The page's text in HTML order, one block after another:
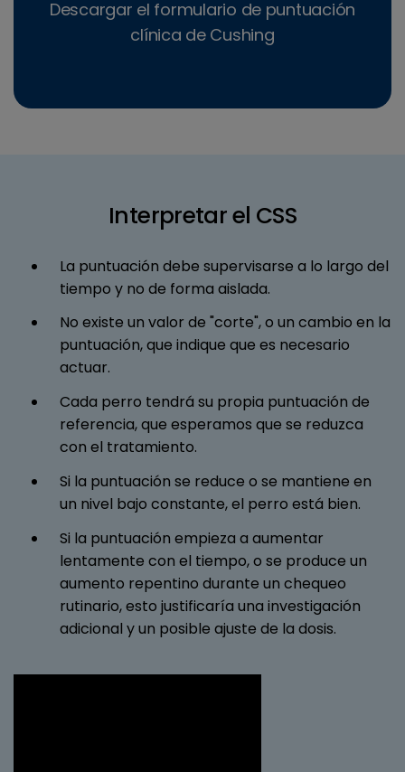
Descargar el formulario de puntuación
clínica de Cushing
Interpretar el CSS
La puntuación debe supervisarse a lo largo del
tiempo y no de forma aislada.
No existe un valor de "corte", o un cambio en la
puntuación, que indique que es necesario
actuar.
Cada perro tendrá su propia puntuación de
referencia, que esperamos que se reduzca
con el tratamiento.
Si la puntuación se reduce o se mantiene en
un nivel bajo constante, el perro está bien.
Si la puntuación empieza a aumentar
lentamente con el tiempo, o se produce un
aumento repentino durante un chequeo
rutinario, esto justificaría una investigación
adicional y un posible ajuste de la dosis.